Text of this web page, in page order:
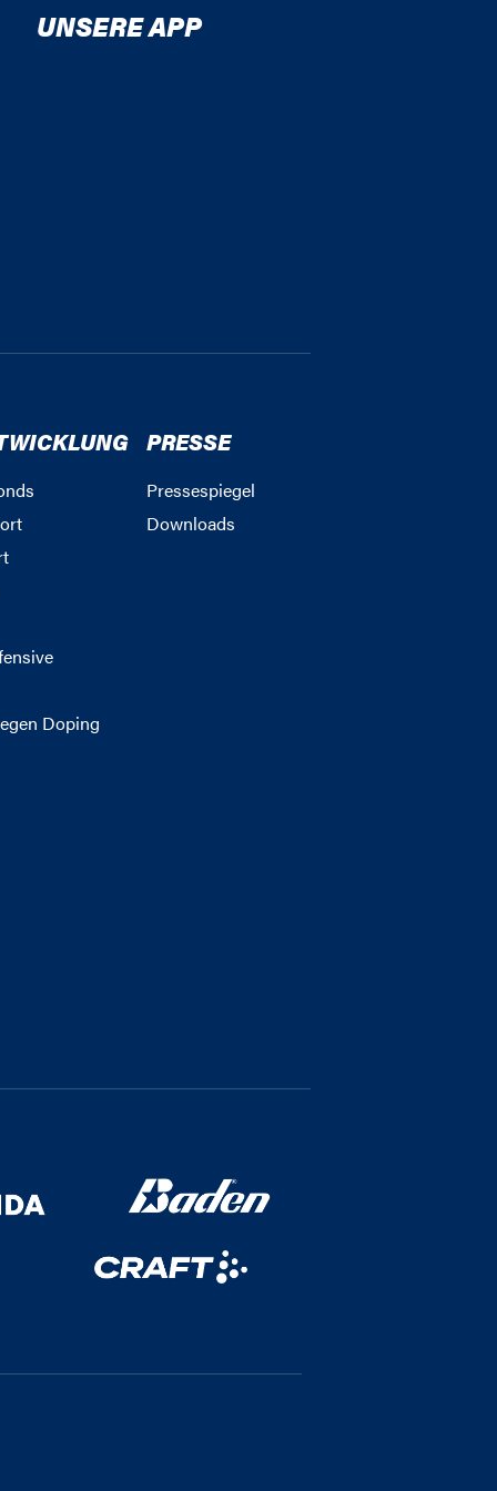
UNSERE APP
Doping
PRESSE
Pressespiegel
Downloads